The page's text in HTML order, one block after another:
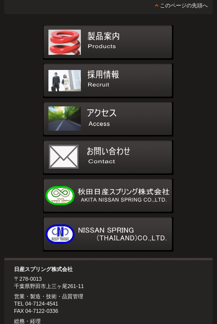
このページの先頭へ
日産スプリング株式会社
〒278-0013
千葉県野田市上三ヶ尾261-11
営業・製造・技術・品質管理
TEL 04-7124-4541
FAX 04-7122-0336
総務・経理